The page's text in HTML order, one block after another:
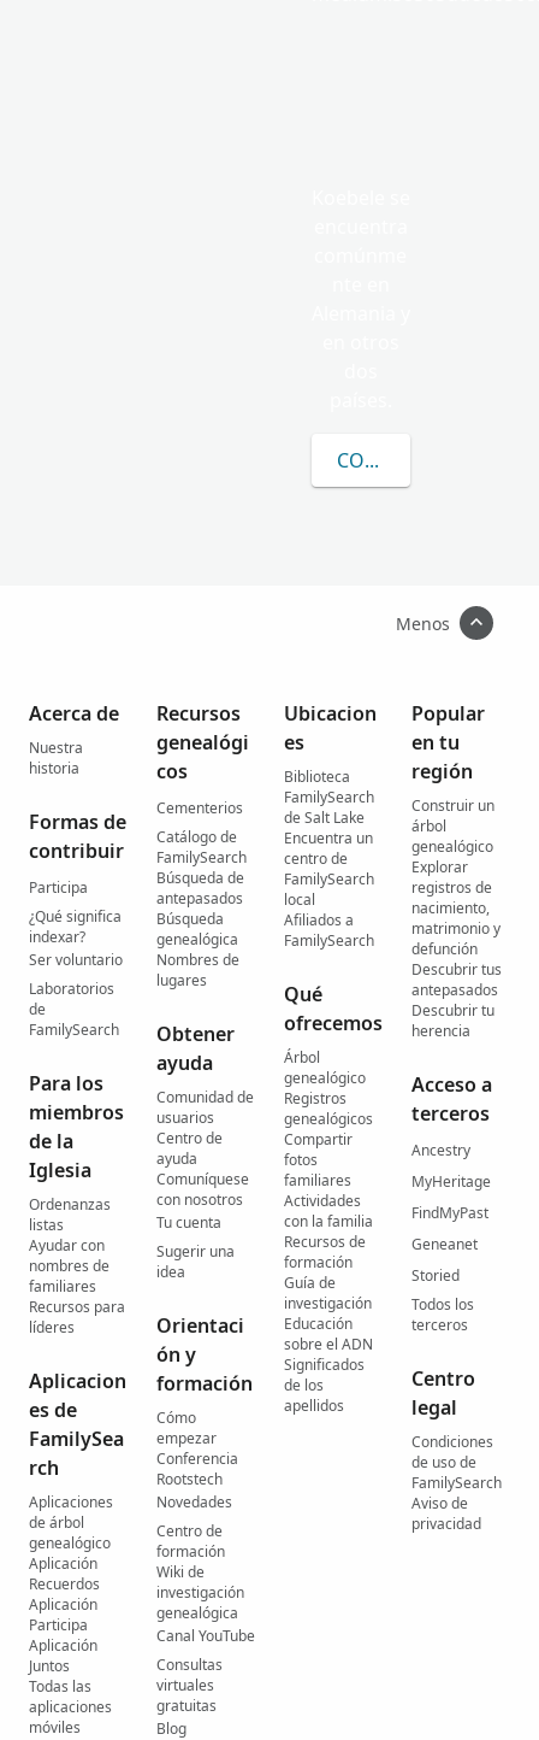
CONOCER MÁS
Menos
Acerca de
Nuestra
historia
Formas de
contribuir
Participa
¿Qué significa
indexar?
Ser voluntario
Laboratorios
de
FamilySearch
Para los
miembros
de la
Iglesia
Ordenanzas
listas
Ayudar con
nombres de
familiares
Recursos para
líderes
Aplicacion
es de
FamilySea
rch
Aplicaciones
de árbol
genealógico
Aplicación
Recuerdos
Aplicación
Participa
Aplicación
Juntos
Todas las
aplicaciones
móviles
Recursos
genealógi
cos
Cementerios
Catálogo de
FamilySearch
Búsqueda de
antepasados
Búsqueda
genealógica
Nombres de
lugares
Obtener
ayuda
Comunidad de
usuarios
Centro de
ayuda
Comuníquese
con nosotros
Tu cuenta
Sugerir una
idea
Orientaci
ón y
formación
Cómo
empezar
Conferencia
Rootstech
Novedades
Centro de
formación
Wiki de
investigación
genealógica
Canal YouTube
Consultas
virtuales
gratuitas
Blog
Ubicacion
es
Biblioteca
FamilySearch
de Salt Lake
Encuentra un
centro de
FamilySearch
local
Afiliados a
FamilySearch
Qué
ofrecemos
Árbol
genealógico
Registros
genealógicos
Compartir
fotos
familiares
Actividades
con la familia
Recursos de
formación
Guía de
investigación
Educación
sobre el ADN
Significados
de los
apellidos
Popular
en tu
región
Construir un
árbol
genealógico
Explorar
registros de
nacimiento,
matrimonio y
defunción
Descubrir tus
antepasados
Descubrir tu
herencia
Acceso a
terceros
Ancestry
MyHeritage
FindMyPast
Geneanet
Storied
Todos los
terceros
Centro
legal
Condiciones
de uso de
FamilySearch
Aviso de
privacidad